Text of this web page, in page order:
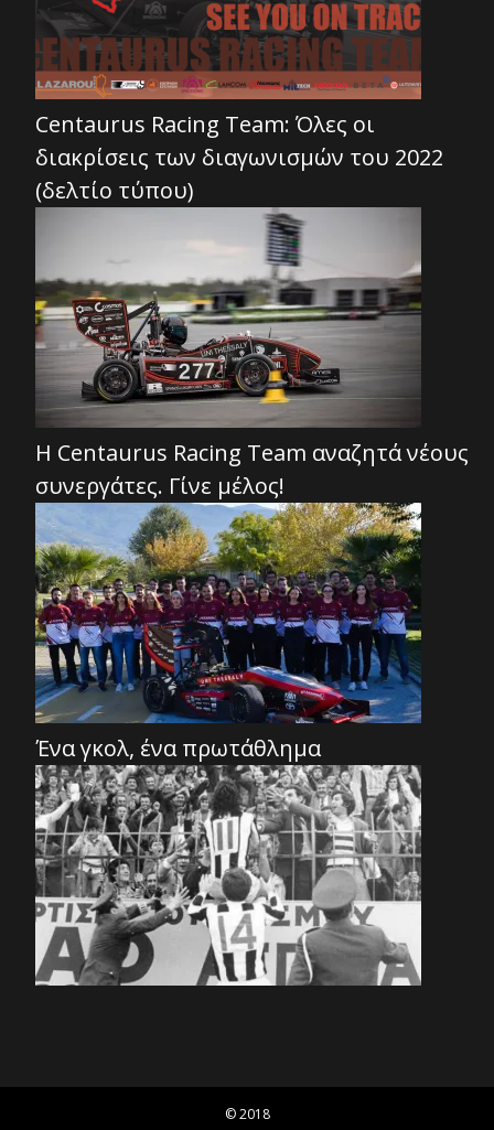
Centaurus Racing Team: Όλες οι
διακρίσεις των διαγωνισμών του 2022
(δελτίο τύπου)
H Centaurus Racing Team αναζητά νέους
συνεργάτες. Γίνε μέλος!
Ένα γκολ, ένα πρωτάθλημα
© 2018